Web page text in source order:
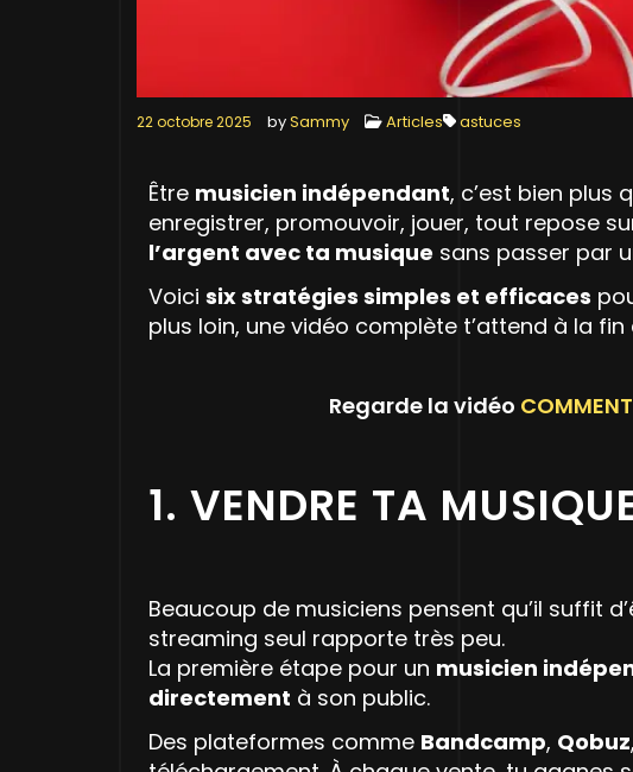
22 octobre 2025 bySammy Articles astuces
Être musicien indépendant, c’est bien plus
enregistrer, promouvoir, jouer, tout repose
l’argent avec ta musique sans passer par
Voici six stratégies simples et efficaces
plus loin, une vidéo complète t’attend à la
Regarde la vidéo
1. VENDRE TA
Beaucoup de musiciens pensent qu’il suffit
streaming seul rapporte très peu.
La première étape pour un musicien
directement à son public.
Des plateformes comme Bandcamp, Qobuz,